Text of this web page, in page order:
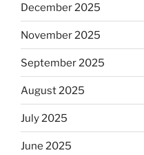
December 2025
November 2025
September 2025
August 2025
July 2025
June 2025